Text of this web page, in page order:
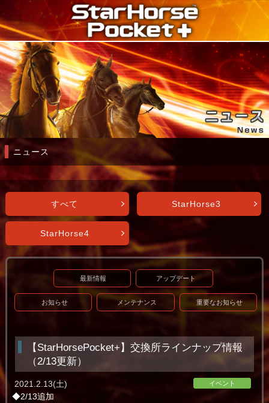
ニュース
すべて StarHorse3
StarHorse4
最新情報 アップデート
お知らせ メンテナンス 重要なお知らせ
【StarHorsePocket+】交換所ラインナップ情報
（2/13更新）
イベント
2021.2.13(土)
◆2/13追加